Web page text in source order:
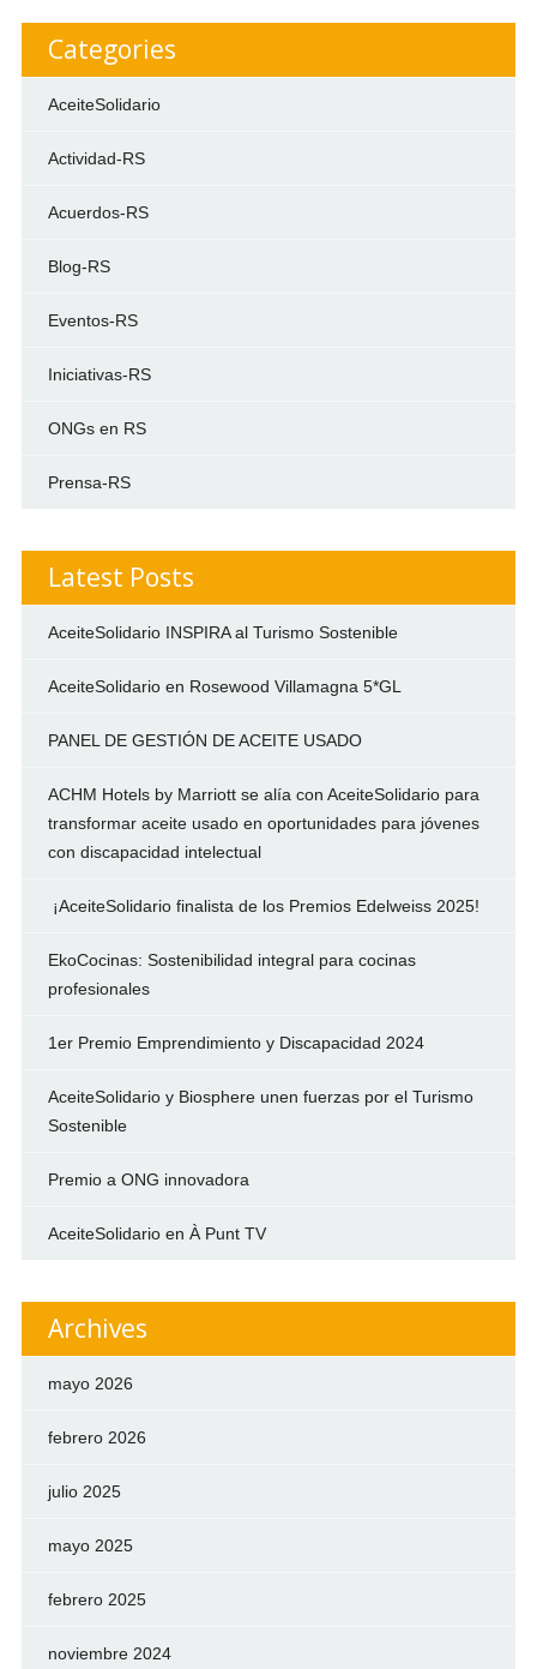
Categories
AceiteSolidario
Actividad-RS
Acuerdos-RS
Blog-RS
Eventos-RS
Iniciativas-RS
ONGs en RS
Prensa-RS
Latest Posts
AceiteSolidario INSPIRA al Turismo Sostenible
AceiteSolidario en Rosewood Villamagna 5*GL
PANEL DE GESTIÓN DE ACEITE USADO
ACHM Hotels by Marriott se alía con AceiteSolidario para
transformar aceite usado en oportunidades para jóvenes
con discapacidad intelectual
¡AceiteSolidario finalista de los Premios Edelweiss 2025!
EkoCocinas: Sostenibilidad integral para cocinas
profesionales
1er Premio Emprendimiento y Discapacidad 2024
AceiteSolidario y Biosphere unen fuerzas por el Turismo
Sostenible
Premio a ONG innovadora
AceiteSolidario en À Punt TV
Archives
mayo 2026
febrero 2026
julio 2025
mayo 2025
febrero 2025
noviembre 2024